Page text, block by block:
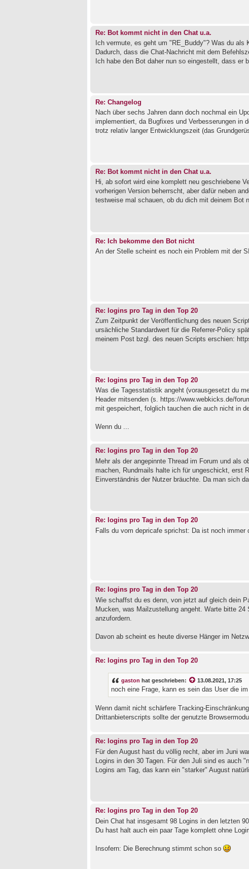
Re: Bot kommt nicht in den Chat u.a.
Ich vermute, es geht um "RE_Buddy"? Was du
Dadurch, dass die Chat-Nachricht mit dem
Ich habe den Bot daher nun so eingestellt, dass er
Re: Changelog
Nach über sechs Jahren dann doch nochmal ein
implementiert, da Bugfixes und Verbesserungen in
trotz relativ langer Entwicklungszeit (das
Re: Bot kommt nicht in den Chat u.a.
Hi, ab sofort wird eine komplett neu geschriebene
vorherigen Version beherrscht, aber dafür neben
testweise mal schauen, ob du dich mit deinem Bot
Re: Ich bekomme den Bot nicht
An der Stelle scheint es noch ein Problem mit der
Re: logins pro Tag in den Top 20
Zum Zeitpunkt der Veröffentlichung des neuen
ursächliche Standardwert für die Referrer-Policy
meinem Post bzgl. des neuen Scripts erschien:
Re: logins pro Tag in den Top 20
Was die Tagesstatistik angeht (vorausgesetzt du
Header mitsenden (s. https://www.webkicks.de/
mit gespeichert, folglich tauchen die auch nicht in
Wenn du ...
Re: logins pro Tag in den Top 20
Mehr als der angepinnte Thread im Forum und als
machen, Rundmails halte ich für ungeschickt, erst
Einverständnis der Nutzer bräuchte. Da man sich
Re: logins pro Tag in den Top 20
Falls du vom depricafe sprichst: Da ist noch immer
Re: logins pro Tag in den Top 20
Wie schaffst du es denn, von jetzt auf gleich dein
Mucken, was Mailzustellung angeht. Warte bitte
anzufordern.
Davon ab scheint es heute diverse Hänger im
Re: logins pro Tag in den Top 20
gaston hat geschrieben: 13.08.2021, 17:25
noch eine Frage, kann es sein das User die
Wenn damit nicht schärfere Tracking-
Drittanbieterscripts sollte der genutzte
Re: logins pro Tag in den Top 20
Für den August hast du völlig recht, aber im Juni
Logins in den 30 Tagen. Für den Juli sind es auch
Logins am Tag, das kann ein "starker" August
Re: logins pro Tag in den Top 20
Dein Chat hat insgesamt 98 Logins in den letzten
Du hast halt auch ein paar Tage komplett ohne
Insofern: Die Berechnung stimmt schon so